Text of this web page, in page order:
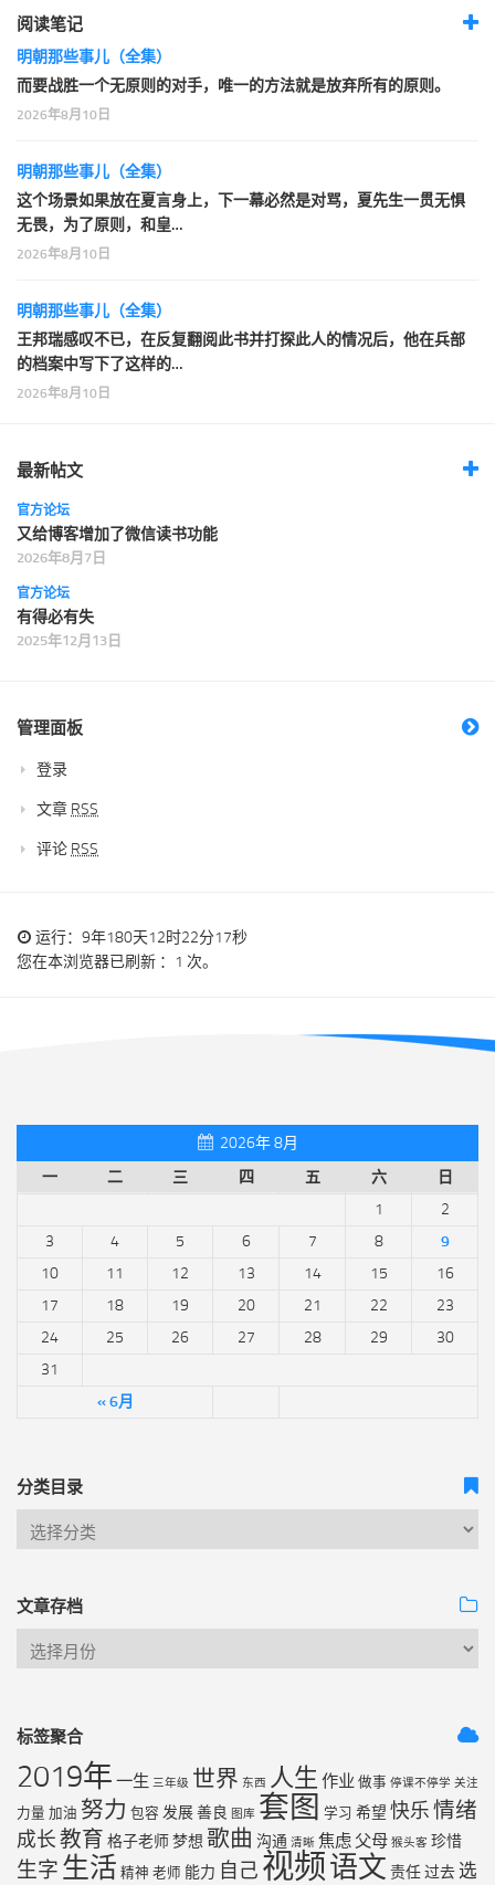
阅读笔记
明朝那些事儿（全集）
而要战胜一个无原则的对手，唯一的方法就是放弃所有的原则。
2026年8月10日
明朝那些事儿（全集）
这个场景如果放在夏言身上，下一幕必然是对骂，夏先生一贯无惧
无畏，为了原则，和皇…
2026年8月10日
明朝那些事儿（全集）
王邦瑞感叹不已，在反复翻阅此书并打探此人的情况后，他在兵部
的档案中写下了这样的…
2026年8月10日
最新帖文
官方论坛
又给博客增加了微信读书功能
2026年8月7日
官方论坛
有得必有失
2025年12月13日
管理面板
登录
文章 RSS
评论 RSS
运行：9年180天12时22分17秒
您在本浏览器已刷新 ：1 次。
2026年 8月
一
二 三 四 五 六 日
« 6月
1
2
3
4 5 6 7 8
9
10
11 12 13 14 15
16
17
18 19 20 21 22
23
24
25 26 27 28 29
30
31
分类目录
文章存档
标签聚合
2019年 一生 三年级 世界 东西 人生 作业 做事 停课不停学 关注
力量 加油 努力 包容 发展善良 图库 套图 学习 希望 快乐情绪
成长教育 格子老师梦想 歌曲 沟通 清晰 焦虑 父母 猴头客 珍惜
生字 生活 精神 老师 能力 自己 视频语文 责任过去 选